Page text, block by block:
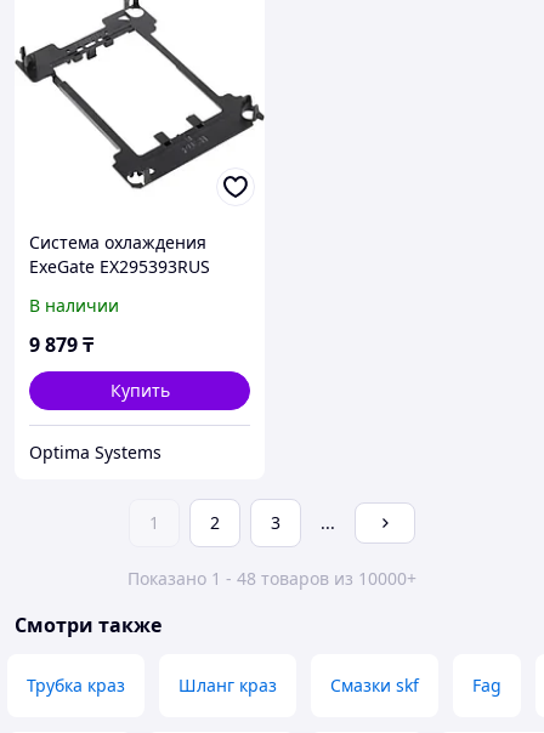
Система охлаждения
ExeGate EX295393RUS
В наличии
9 879₸
Купить
Optima Systems
1 2 3 ...
Показано 1 - 48 товаров из 10000+
Смотри также
Трубка краз Шланг краз Смазки skf Fag